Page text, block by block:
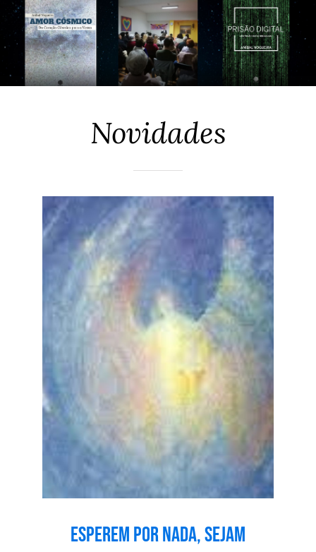
Novidades
Esperem por nada, sejam
gratidão e aceitação
Textos
Esperem por nada, sejam